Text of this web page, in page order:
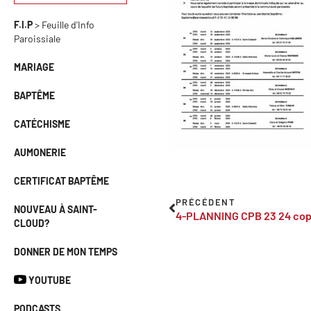
F.I.P> Feuille d'Info
Paroissiale
MARIAGE
BAPTÊME
CATÉCHISME
AUMONERIE
CERTIFICAT BAPTÊME
NOUVEAU À SAINT-
CLOUD?
DONNER DE MON TEMPS
YOUTUBE
PODCASTS
PRÉCÉDENT
4-PLANNING CPB 23 24